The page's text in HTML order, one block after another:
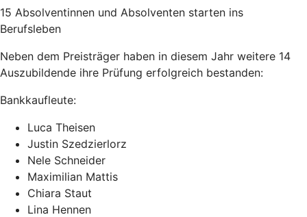
15 Absolventinnen und Absolventen starten ins
Berufsleben
Neben dem Preisträger haben in diesem Jahr weitere 14
Auszubildende ihre Prüfung erfolgreich bestanden:
Bankkaufleute:
Luca Theisen
Justin Szedzierlorz
Nele Schneider
Maximilian Mattis
Chiara Staut
Lina Hennen